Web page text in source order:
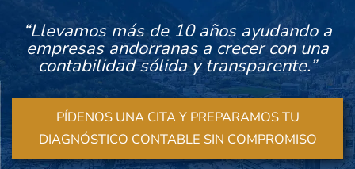
“Llevamos más de 10 años ayudando a
empresas andorranas a crecer con una
contabilidad sólida y transparente.”
PÍDENOS UNA CITA Y PREPARAMOS TU
DIAGNÓSTICO CONTABLE SIN COMPROMISO